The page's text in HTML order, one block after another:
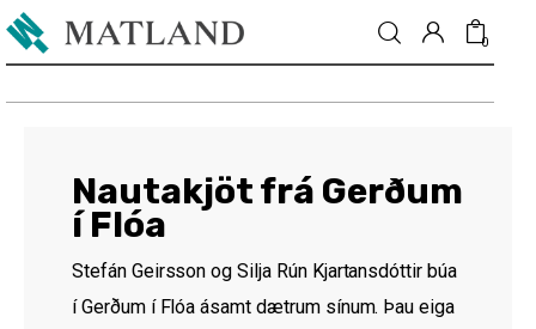
0
Fréttir
Matur & drykkur
Menning
Nautakjöt frá Gerðum
í Flóa
Stefán Geirsson og Silja Rún Kjartansdóttir búa
í Gerðum í Flóa ásamt dætrum sínum. Þau eiga